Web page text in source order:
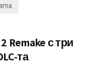
Remake с три
та